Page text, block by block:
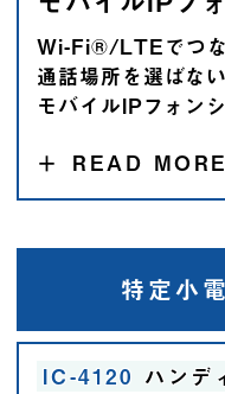
Wi-Fi®/LTEでつな
通話場所を選ばない
モバイルIPフォン
＋
READ MORE
特定小
IC-4120 ハンデ